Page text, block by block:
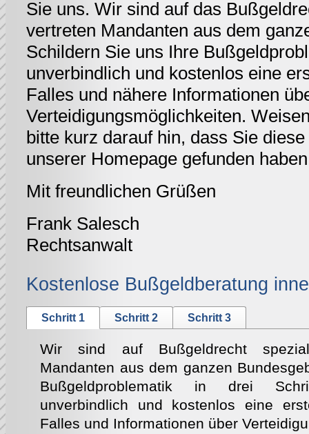
Sie uns. Wir sind auf das
vertreten Mandanten aus dem
Schildern Sie uns Ihre
unverbindlich und kostenlos eine
Falles und nähere Informationen
Verteidigungsmöglichkeiten.
bitte kurz darauf hin, dass Sie
unserer Homepage gefunden
Mit freundlichen Grüßen
Frank Salesch
Rechtsanwalt
Kostenlose Bußgeldberatung
Schritt 1 Schritt 2 Schritt 3
Wir sind auf Bußgeldrecht
Mandanten aus dem ganzen
Bußgeldproblematik in drei
unverbindlich und kostenlos eine
Falles und Informationen über